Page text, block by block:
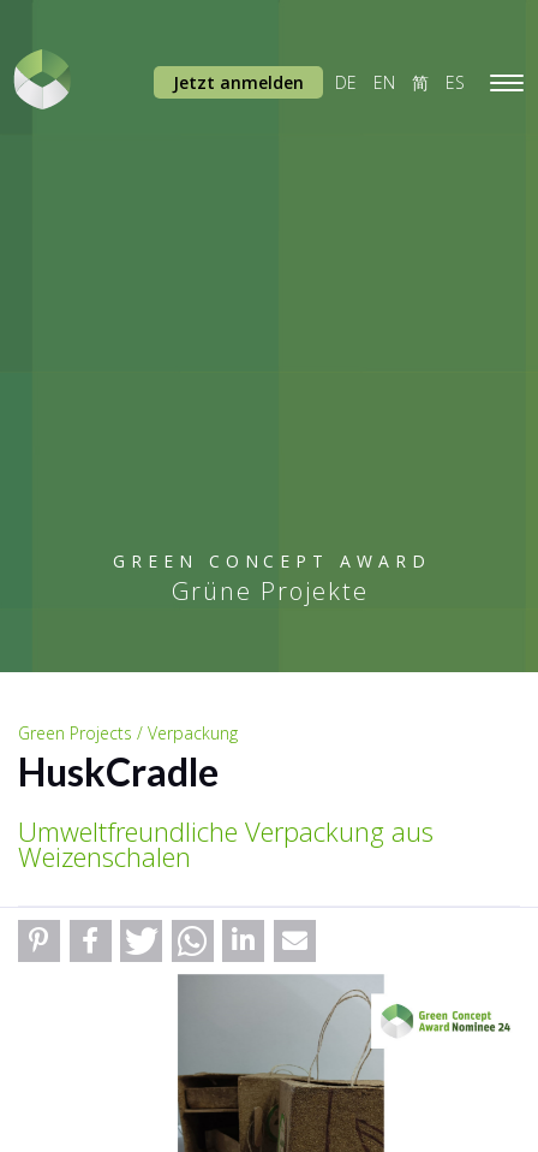
GREEN CONCEPT AWARD
Grüne Projekte
Jetzt anmelden DE EN 简 ES
Green Projects / Verpackung
HuskCradle
Umweltfreundliche Verpackung aus
Weizenschalen